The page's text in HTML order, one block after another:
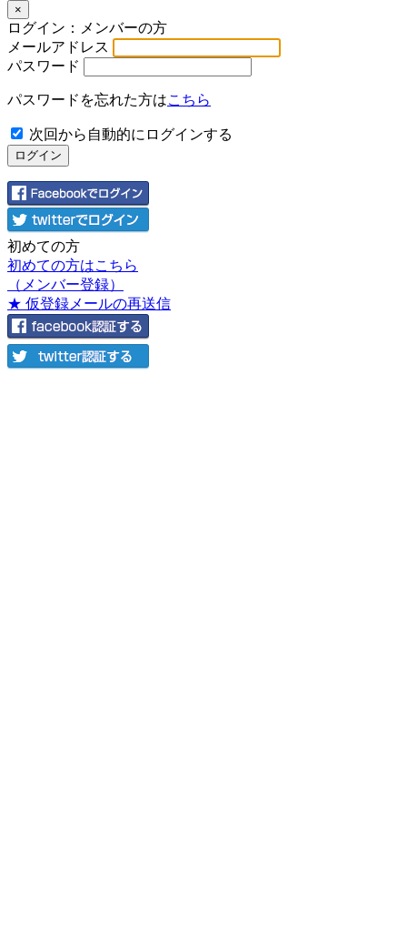
×
ログイン：メンバーの方
メールアドレス
パスワード
パスワードを忘れた方はこちら
次回から自動的にログインする
初めての方
初めての方はこちら
（メンバー登録）
★ 仮登録メールの再送信